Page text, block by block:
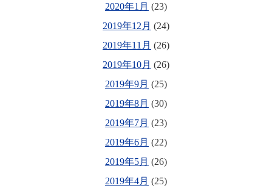
2020年1月 (23)
2019年12月 (24)
2019年11月 (26)
2019年10月 (26)
2019年9月 (25)
2019年8月 (30)
2019年7月 (23)
2019年6月 (22)
2019年5月 (26)
2019年4月 (25)